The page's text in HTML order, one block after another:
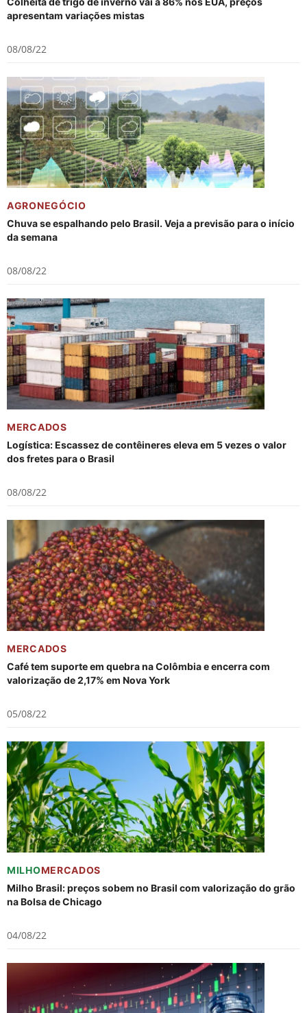
apresentam variações mistas
08/08/22
AGRONEGÓCIO
Chuva se espalhando pelo Brasil. Veja a previsão para o início
da semana
08/08/22
MERCADOS
Logística: Escassez de contêineres eleva em 5 vezes o valor
dos fretes para o Brasil
08/08/22
MERCADOS
Café tem suporte em quebra na Colômbia e encerra com
valorização de 2,17% em Nova York
05/08/22
MILHOMERCADOS
Milho Brasil: preços sobem no Brasil com valorização do grão
na Bolsa de Chicago
04/08/22